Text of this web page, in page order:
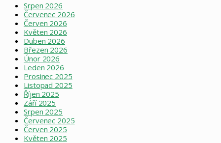
Srpen 2026
Červenec 2026
Červen 2026
Květen 2026
Duben 2026
Březen 2026
Únor 2026
Leden 2026
Prosinec 2025
Listopad 2025
Říjen 2025
Září 2025
Srpen 2025
Červenec 2025
Červen 2025
Květen 2025